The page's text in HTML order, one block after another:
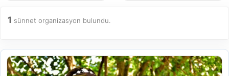
1 sünnet organizasyon bulundu.